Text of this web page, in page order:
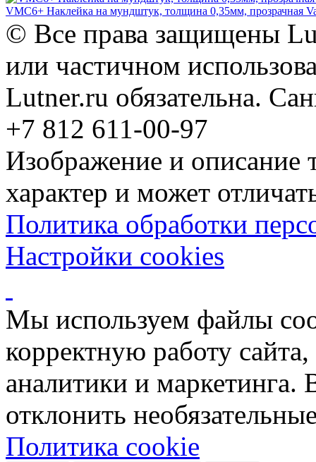
VMC6+ Наклейка на мундштук, толщина 0,35мм, прозрачная
© Все права защищены
или частичном
Lutner.ru обязательна.
+7 812 611-00-97
Изображение и описание
характер и может
Политика обработки
Настройки cookies
Мы используем файлы
корректную работу
аналитики и
отклонить
Политика cookie